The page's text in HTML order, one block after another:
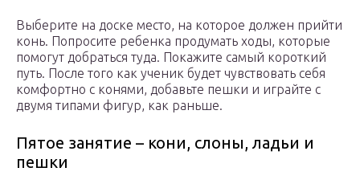
Выберите на доске место, на которое должен прийти
конь. Попросите ребенка продумать ходы, которые
помогут добраться туда. Покажите самый короткий
путь. После того как ученик будет чувствовать себя
комфортно с конями, добавьте пешки и играйте с
двумя типами фигур, как раньше.
Пятое занятие – кони, слоны, ладьи и
пешки